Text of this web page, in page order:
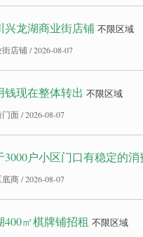
兴龙湖商业街店铺 不限区域
店铺 / 2026-08-07
钱现在整体转出 不限区域
面 / 2026-08-07
3000户小区门口有稳定的消
商 / 2026-08-07
400㎡棋牌铺招租 不限区域